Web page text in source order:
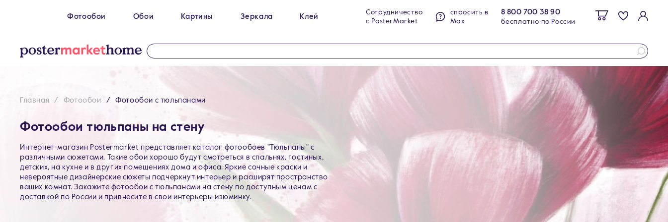
Фотообои
Размеры
300 х 270 см
500 x 270 см
Обои Картины
Картины на холсте 284
Зеркала
Гримёрные зеркала 23
Клей
Сотрудничество
с PosterMarket
спросить в
Max
8 800 700 38 90
бесплатно по России
Главная Фотообои Фотообои с тюльпанами
Фотообои тюльпаны на стену
Интернет-магазин Postermarket представляет каталог фотообоев "Тюльпаны" с
различными сюжетами. Такие обои хорошо будут смотреться в спальнях, гостиных,
детских, на кухне и в других помещениях дома и офиса. Яркие сочные краски и
невероятные дизайнерские сюжеты подчеркнут интерьер и расширят пространство
ваших комнат. Закажите фотообои с тюльпанами на стену по доступным ценам с
доставкой по России и привнесите в свои интерьеры изюминку.